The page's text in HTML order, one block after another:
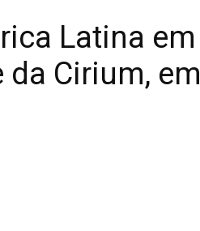
Latina em
Cirium, em